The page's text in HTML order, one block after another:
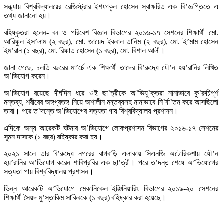
সন্ধ্যায় বিশ্ববিদ্যালয়ের রেজিস্ট্রার ইশফাকুল হোসেন স্বাক্ষরিত এক বি’জ্ঞপ্তিতে এ
তথ্য জানানো হয়।
বহিষ্কৃতরা হলেন- বন ও পরিবেশ বিজ্ঞান বিভাগের ২০১৬-১৭ সেশনের শিক্ষার্থী মো.
আরিফুল ইস’লাম (২ বছর), মো. জায়েদ ইকবাল তানিম (২ বছর), মো. ই’মাম হোসেন
ইম’রান (১ বছর), মো. রিফাত হোসেন (১ বছর), মো. বিশাল আলী।
জানা গেছে, চলতি বছরের মা’র্চে এক শিক্ষার্থী তাদের বি’রুদ্ধে যৌ’ন হয়’রানির লিখিত
অ’ভিযোগ করেন।
অ’ভিযোগ রয়েছে দীর্ঘদিন ধরে ওই ছা’ত্রীকে অ’ভিযু’ক্তরা নানাভাবে কু’রুচিপূর্ণ
মন্তব্য, শরীরের অঙ্গপ্রতঙ্গ নিয়ে অশালীন মন্তব্যসহ নানাভাবে নি’র্যা’তন করে আসছিলো
তারা। পরে ত’দন্তে অ’ভিযোগের সত্যতা পায় বিশ্ববিদ্যালয় প্রশাসন।
এদিকে অন্য আরেকটি ঘটনার অ’ভিযোগে লোকপ্রশাসন বিভাগের ২০১৬-১৭ সেশনের
সুমন দাসকে (১ বছর) বহিষ্কার করা হয়।
২০২১ সালে তার বি’রুদ্ধে নগরের বাগবাড়ি এলাকায় সিএনজি অটোরিকশায় যৌ’ন
হয়’রানির অ’ভিযোগ করেন শাবিপ্রবির এক ছা’ত্রী। পরে ত’দন্ত শেষে অ’ভিযোগের
সত্যতা পায় বিশ্ববিদ্যালয় প্রশাসন।
ভিন্ন আরেকটি অ’ভিযোগে মেকানিকেল ইঞ্জিনিয়ারিং বিভাগের ২০১৯-২০ সেশনের
শিক্ষার্থী সৈয়দ মু’স্তাকিম সাকিবকে (১ বছর) বহিষ্কার করা হয়েছে।